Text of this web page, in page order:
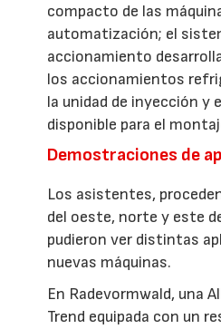
compacto de las
automatización; el
accionamiento
los accionamientos
la unidad de inyección y
disponible para el
Demostraciones de
Los asistentes,
del oeste, norte y este
pudieron ver distintas
nuevas máquinas.
En Radevormwald, una
Trend equipada con un